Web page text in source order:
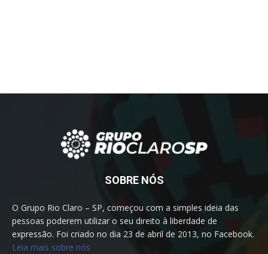
SOBRE NÓS
O Grupo Rio Claro – SP, começou com a simples ideia das
pessoas poderem utilizar o seu direito à liberdade de
expressão. Foi criado no dia 23 de abril de 2013, no Facebook.
Leia mais sobre nós